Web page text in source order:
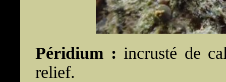
Péridium : incrusté de
relief.